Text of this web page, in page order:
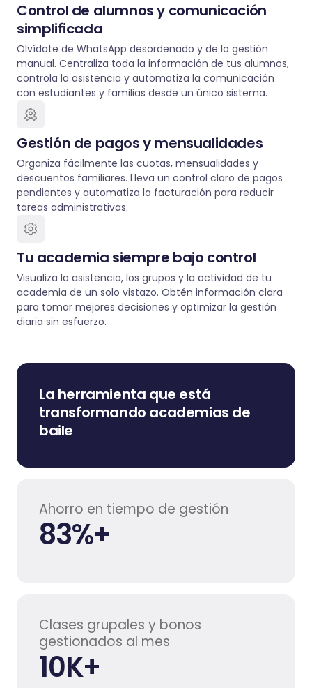
Control de alumnos y comunicación
simplificada
Olvídate de WhatsApp desordenado y de la gestión
manual. Centraliza toda la información de tus alumnos,
controla la asistencia y automatiza la comunicación
con estudiantes y familias desde un único sistema.
Gestión de pagos y mensualidades
Organiza fácilmente las cuotas, mensualidades y
descuentos familiares. Lleva un control claro de pagos
pendientes y automatiza la facturación para reducir
tareas administrativas.
Tu academia siempre bajo control
Visualiza la asistencia, los grupos y la actividad de tu
academia de un solo vistazo. Obtén información clara
para tomar mejores decisiones y optimizar la gestión
diaria sin esfuerzo.
La herramienta que está
transformando academias de
baile
Ahorro en tiempo de gestión
83%+
Clases grupales y bonos
gestionados al mes
10K+